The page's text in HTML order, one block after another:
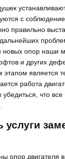
с
правильно
новых опор наши
и других
является
работа
что
услуги
опор двигателя